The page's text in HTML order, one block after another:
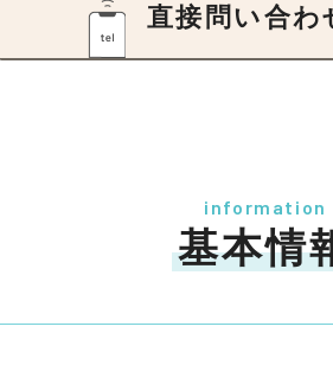
直接問い合わ
information
基本情